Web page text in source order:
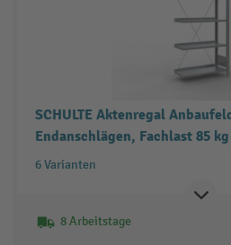
SCHULTE Aktenregal
Endanschlägen, Fachlast 85 kg
6 Varianten
8 Arbeitstage